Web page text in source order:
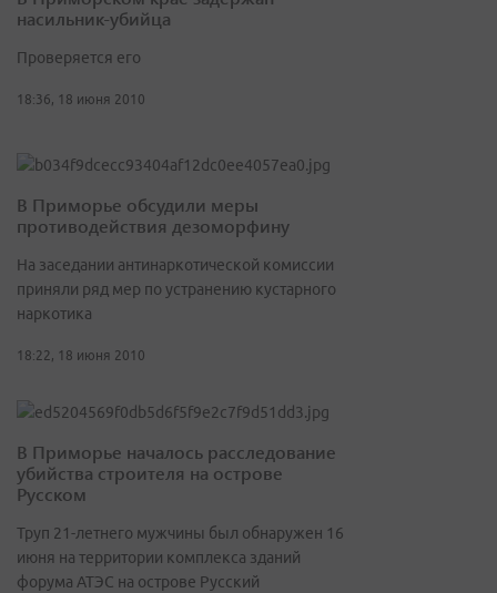
насильник-убийца
Проверяется его
18:36, 18 июня 2010
В Приморье обсудили меры
противодействия дезоморфину
На заседании антинаркотической комиссии
приняли ряд мер по устранению кустарного
наркотика
18:22, 18 июня 2010
В Приморье началось расследование
убийства строителя на острове
Русском
Труп 21-летнего мужчины был обнаружен 16
июня на территории комплекса зданий
форума АТЭС на острове Русский